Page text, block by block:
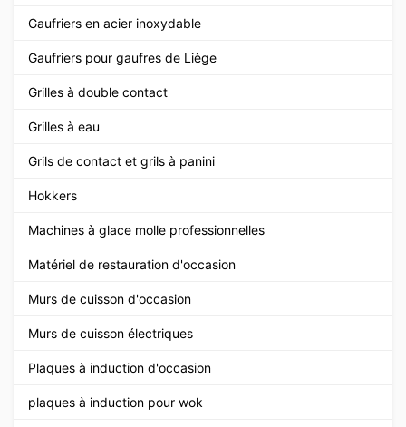
Gaufriers en acier inoxydable
Gaufriers pour gaufres de Liège
Grilles à double contact
Grilles à eau
Grils de contact et grils à panini
Hokkers
Machines à glace molle professionnelles
Matériel de restauration d'occasion
Murs de cuisson d'occasion
Murs de cuisson électriques
Plaques à induction d'occasion
plaques à induction pour wok